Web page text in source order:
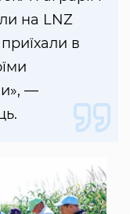
на LNZ
в
—